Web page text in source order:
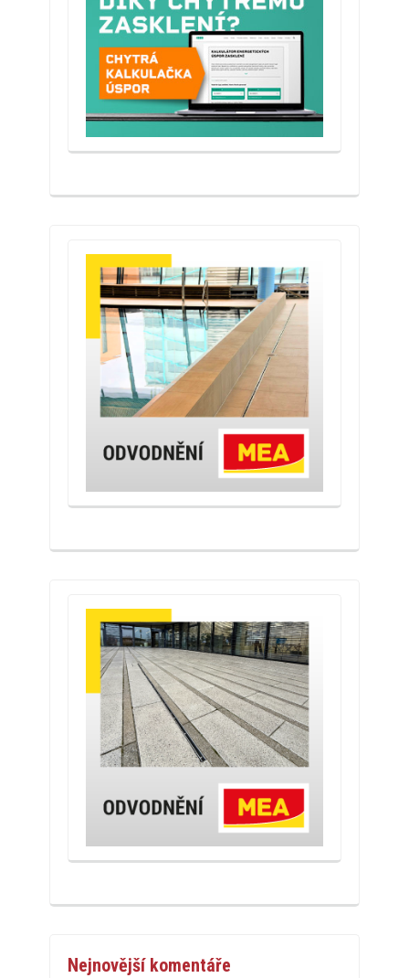
Nejnovější komentáře